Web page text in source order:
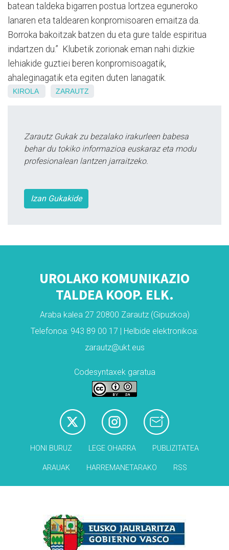
batean taldeka bigarren postua lortzea eguneroko
lanaren eta taldearen konpromisoaren emaitza da.
Borroka bakoitzak batzen du eta gure talde espiritua
indartzen du.” Klubetik zorionak eman nahi dizkie
lehiakide guztiei beren konpromisoagatik,
ahaleginagatik eta egiten duten lanagatik.
KIROLA ZARAUTZ
Zarautz Gukak zu bezalako irakurleen babesa
behar du tokiko informazioa euskaraz eta modu
profesionalean lantzen jarraitzeko.
Izan Gukakide
UROLAKO KOMUNIKAZIO
TALDEA KOOP. ELK.
Araba kalea 27 20800 Zarautz (Gipuzkoa)
Telefonoa: 943 89 00 17 | Helbide elektronikoa:
zarautz@ukt.eus
Codesyntaxek garatua
HONI BURUZ LEGE OHARRA PUBLIZITATEA
ARAUAK HARREMANETARAKO RSS